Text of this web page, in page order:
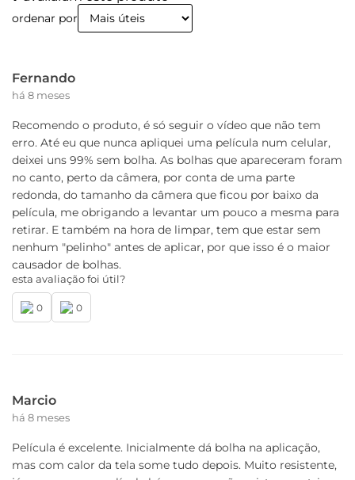
ordenar por
Fernando
há 8 meses
Recomendo o produto, é só seguir o vídeo que não tem
erro. Até eu que nunca apliquei uma película num celular,
deixei uns 99% sem bolha. As bolhas que apareceram foram
no canto, perto da câmera, por conta de uma parte
redonda, do tamanho da câmera que ficou por baixo da
película, me obrigando a levantar um pouco a mesma para
retirar. E também na hora de limpar, tem que estar sem
nenhum "pelinho" antes de aplicar, por que isso é o maior
causador de bolhas.
esta avaliação foi útil?
0 0
Marcio
há 8 meses
Película é excelente. Inicialmente dá bolha na aplicação,
mas com calor da tela some tudo depois. Muito resistente,